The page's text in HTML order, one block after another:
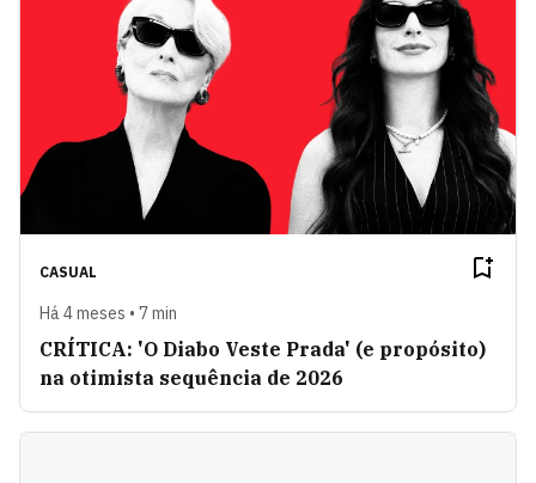
CASUAL
Há 4 meses • 7 min
CRÍTICA: 'O Diabo Veste Prada' (e propósito)
na otimista sequência de 2026